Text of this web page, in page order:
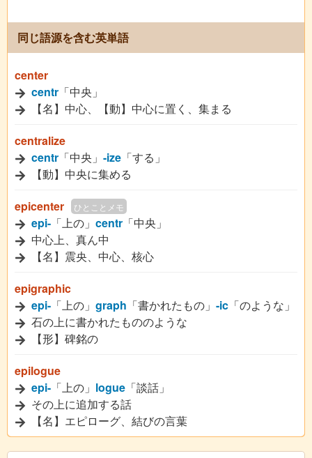
同じ語源を含む英単語
center
centr 「中央」
【名】中心、【動】中心に置く、集まる
centralize
centr 「中央」 -ize 「する」
【動】中央に集める
epicenter
ひとことメモ
epi- 「上の」 centr 「中央」
中心上、真ん中
【名】震央、中心、核心
epigraphic
epi- 「上の」 graph 「書かれたもの」 -ic 「のような」
石の上に書かれたもののような
【形】碑銘の
epilogue
epi- 「上の」 logue 「談話」
その上に追加する話
【名】エピローグ、結びの言葉